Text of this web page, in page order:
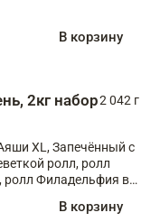
В корзину
2кг набор2 042 г
XL, Запечённый с
ролл, ролл
ролл Филадельфия в
ролл
В корзину